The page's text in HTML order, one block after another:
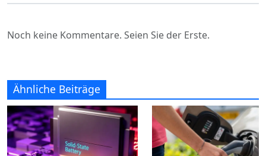
Noch keine Kommentare. Seien Sie der Erste.
Ähnliche Beiträge